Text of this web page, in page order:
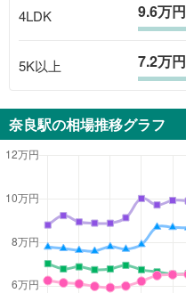
4LDK 9.6万円
5K以上 7.2万円
奈良駅の相場推移グラフ